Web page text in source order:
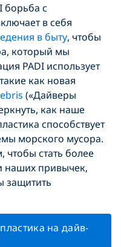
борьба с
в себя
в быту, чтобы
который мы
PADI использует
как новая
(«Дайверы
как наше
способствует
морского мусора.
чтобы стать более
наших привычек,
защитить
на дайв-